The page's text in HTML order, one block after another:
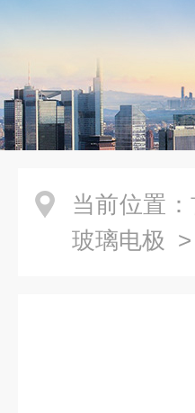
当前位置：
玻璃电极